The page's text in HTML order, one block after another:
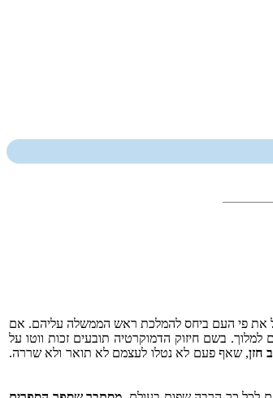
את פי העם ביחס להמלכת ראש הממשלה עליהם. אם
בשם חיזוק הדמוקרטיה תובעים זכות ווטו על
חזן, שאף פעם לא נטלו לעצמם לא תואר ולא שררה.